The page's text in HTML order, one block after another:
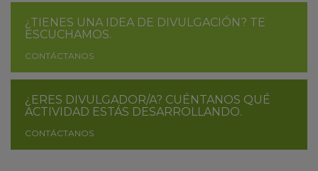
¿TIENES UNA IDEA DE DIVULGACIÓN? TE
ESCUCHAMOS.
CONTÁCTANOS
¿ERES DIVULGADOR/A? CUÉNTANOS QUÉ
ACTIVIDAD ESTÁS DESARROLLANDO.
CONTÁCTANOS